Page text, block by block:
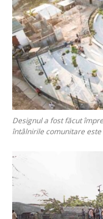
Designul a fost făcut
întâlnirile comunitare